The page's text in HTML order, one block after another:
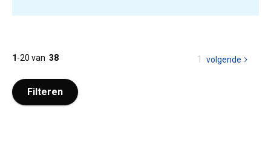
1-20 van 38
U1 volgende pagina
Filteren